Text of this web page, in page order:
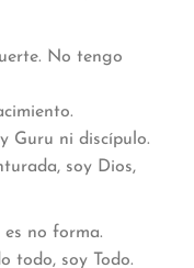
No tengo
Guru ni discípulo.
soy Dios,
no forma.
todo, soy Todo.